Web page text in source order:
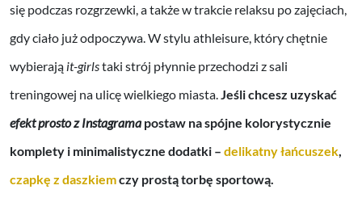
się podczas rozgrzewki, a także w trakcie relaksu po zajęciach,
gdy ciało już odpoczywa. W stylu athleisure, który chętnie
wybierają it-girlstaki strój płynnie przechodzi z sali
treningowej na ulicę wielkiego miasta. Jeśli chcesz uzyskać
efekt prosto z Instagrama postaw na spójne kolorystycznie
komplety i minimalistyczne dodatki – delikatny łańcuszek
czapkę z daszkiemczy prostą torbę sportową.